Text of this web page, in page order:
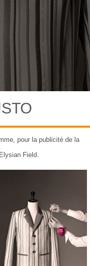
pour la publicité de la
Field.